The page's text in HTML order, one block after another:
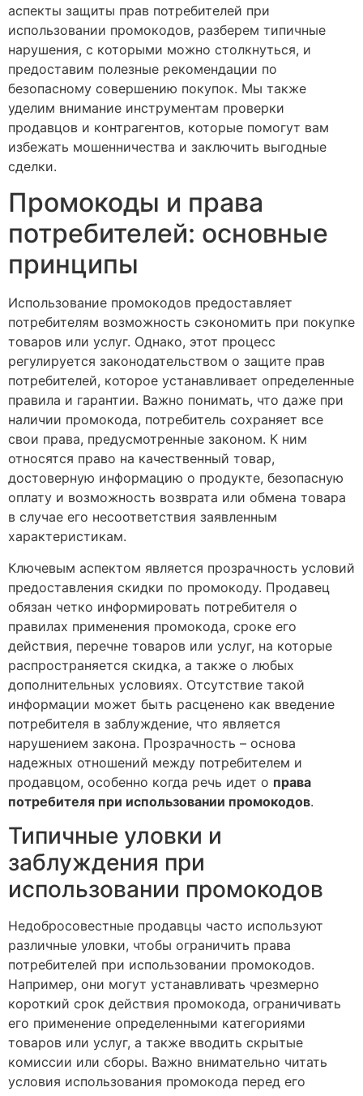
аспекты защиты прав потребителей при
использовании промокодов, разберем типичные
нарушения, с которыми можно столкнуться, и
предоставим полезные рекомендации по
безопасному совершению покупок. Мы также
уделим внимание инструментам проверки
продавцов и контрагентов, которые помогут вам
избежать мошенничества и заключить выгодные
сделки.
Промокоды и права
потребителей: основные
принципы
Использование промокодов предоставляет
потребителям возможность сэкономить при покупке
товаров или услуг. Однако, этот процесс
регулируется законодательством о защите прав
потребителей, которое устанавливает определенные
правила и гарантии. Важно понимать, что даже при
наличии промокода, потребитель сохраняет все
свои права, предусмотренные законом. К ним
относятся право на качественный товар,
достоверную информацию о продукте, безопасную
оплату и возможность возврата или обмена товара
в случае его несоответствия заявленным
характеристикам.
Ключевым аспектом является прозрачность условий
предоставления скидки по промокоду. Продавец
обязан четко информировать потребителя о
правилах применения промокода, сроке его
действия, перечне товаров или услуг, на которые
распространяется скидка, а также о любых
дополнительных условиях. Отсутствие такой
информации может быть расценено как введение
потребителя в заблуждение, что является
нарушением закона. Прозрачность – основа
надежных отношений между потребителем и
продавцом, особенно когда речь идет о права
потребителя при использовании промокодов.
Типичные уловки и
заблуждения при
использовании промокодов
Недобросовестные продавцы часто используют
различные уловки, чтобы ограничить права
потребителей при использовании промокодов.
Например, они могут устанавливать чрезмерно
короткий срок действия промокода, ограничивать
его применение определенными категориями
товаров или услуг, а также вводить скрытые
комиссии или сборы. Важно внимательно читать
условия использования промокода перед его